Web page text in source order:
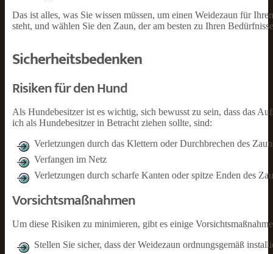
Das ist alles, was Sie wissen müssen, um einen Weidezaun für
steht, und wählen Sie den Zaun, der am besten zu Ihren
Sicherheitsbedenken
Risiken für den Hund
Als Hundebesitzer ist es wichtig, sich bewusst zu sein, dass das
ich als Hundebesitzer in Betracht ziehen sollte, sind:
Verletzungen durch das Klettern oder Durchbrechen des
Verfangen im Netz
Verletzungen durch scharfe Kanten oder spitze Enden des
Vorsichtsmaßnahmen
Um diese Risiken zu minimieren, gibt es einige
Stellen Sie sicher, dass der Weidezaun ordnungsgemäß